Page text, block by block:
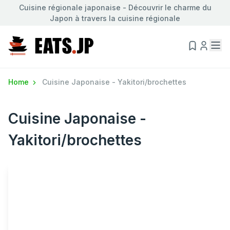
Cuisine régionale japonaise - Découvrir le charme du
Japon à travers la cuisine régionale
Home Cuisine Japonaise - Yakitori/brochettes
Cuisine Japonaise -
Yakitori/brochettes